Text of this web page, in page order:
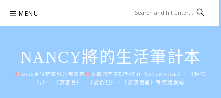
content
MENU
NANCY將的生活筆計本
2026食尚玩家駐站部落客
文章將不定期刊登在《OPENRICE》、《輕旅
行》、《窩客島》、《愛食記》、《波波黛麗》等媒體網站